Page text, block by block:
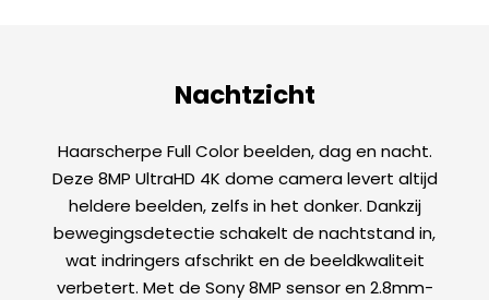
Nachtzicht
Haarscherpe Full Color beelden, dag en nacht.
Deze 8MP UltraHD 4K dome camera levert altijd
heldere beelden, zelfs in het donker. Dankzij
bewegingsdetectie schakelt de nachtstand in,
wat indringers afschrikt en de beeldkwaliteit
verbetert. Met de Sony 8MP sensor en 2.8mm-